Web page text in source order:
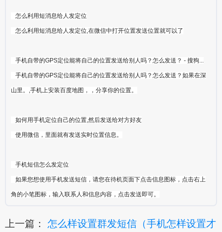
怎么利用短消息给人发定位
怎么利用短消息给人发定位,在微信中打开位置发送位置就可以了
手机自带的GPS定位能将自己的位置发送给别人吗？怎么发送？ - 搜狗...
手机自带的GPS定位能将自己的位置发送给别人吗？怎么发送？如果在深
山里。,手机上安装百度地图，，分享你的位置。
如何用手机定位自己的位置,然后发送给对方好友
使用微信，里面就有发送实时位置信息。
手机短信怎么发定位
如果您想使用手机发送短信，请您在待机页面下点击信息图标，点击右上
角的小笔图标，输入联系人和信息内容，点击发送即可。
上一篇： 怎么样设置群发短信（手机怎样设置才